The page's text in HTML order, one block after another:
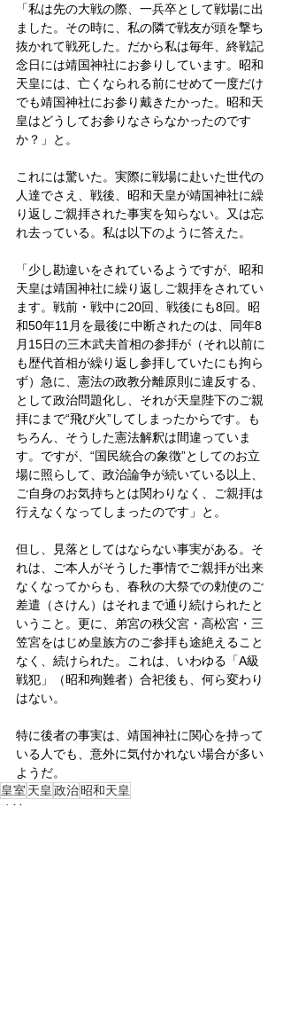
「私は先の大戦の際、一兵卒として戦場に出
ました。その時に、私の隣で戦友が頭を撃ち
抜かれて戦死した。だから私は毎年、終戦記
念日には靖国神社にお参りしています。昭和
天皇には、亡くなられる前にせめて一度だけ
でも靖国神社にお参り戴きたかった。昭和天
皇はどうしてお参りなさらなかったのです
か？」と。
これには驚いた。実際に戦場に赴いた世代の
人達でさえ、戦後、昭和天皇が靖国神社に繰
り返しご親拝された事実を知らない。又は忘
れ去っている。私は以下のように答えた。
「少し勘違いをされているようですが、昭和
天皇は靖国神社に繰り返しご親拝をされてい
ます。戦前・戦中に20回、戦後にも8回。昭
和50年11月を最後に中断されたのは、同年8
月15日の三木武夫首相の参拝が（それ以前に
も歴代首相が繰り返し参拝していたにも拘ら
ず）急に、憲法の政教分離原則に違反する、
として政治問題化し、それが天皇陛下のご親
拝にまで“飛び火”してしまったからです。も
ちろん、そうした憲法解釈は間違っていま
す。ですが、“国民統合の象徴”としてのお立
場に照らして、政治論争が続いている以上、
ご自身のお気持ちとは関わりなく、ご親拝は
行えなくなってしまったのです」と。
但し、見落としてはならない事実がある。そ
れは、ご本人がそうした事情でご親拝が出来
なくなってからも、春秋の大祭での勅使のご
差遣（さけん）はそれまで通り続けられたと
いうこと。更に、弟宮の秩父宮・高松宮・三
笠宮をはじめ皇族方のご参拝も途絶えること
なく、続けられた。これは、いわゆる「A級
戦犯」（昭和殉難者）合祀後も、何ら変わり
はない。
特に後者の事実は、靖国神社に関心を持って
いる人でも、意外に気付かれない場合が多い
ようだ。
皇室 天皇 政治昭和天皇
政治